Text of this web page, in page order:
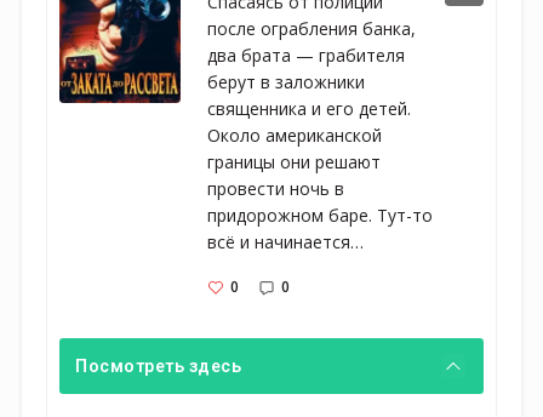
после ограбления банка,
два брата — грабителя
берут в заложники
священника и его детей.
Около американской
границы они решают
провести ночь в
придорожном баре. Тут-то
всё и начинается…
0 0
Посмотреть здесь